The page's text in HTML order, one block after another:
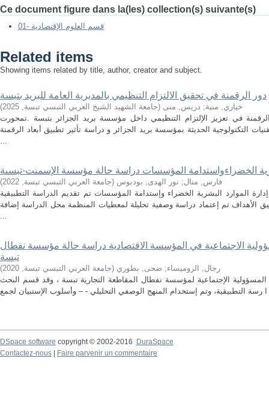
Ce document figure dans la(les) collection(s) suivante(s)
01- قسم العلوم الإقتصادية
Related items
Showing items related by title, author, creator and subject.
دور الرقمنة في تحقيق الالتزام التنظيمي بالمديرية العامة للبريد بتبسة
خياري, منية; دريس, منى (جامعة الشهيد الشيخ العربي التبسي تبسة,
2025
)
في تعزيز الإلتزام التنظيمي داخل مؤسسة بريد الجزائر بتبسة .تمحورت
التكنولوجية الحديثة بمؤسسة بريد الجزائر و دراسة تأثير تطبيق أبعاد الرقمنة
...
الخضراءواستدامة المؤسسات دراسة حالة مؤسسة الإسمنت-تبسىة
فارس, منال; نور الهدى, بودبوس (جامعة العربي التبسي تبسة,
2022
)
الموارد البشرية الخضراء وإستدامة المؤسسات تم تقديم الدراسة التطبيقية
تم إعتماد دراسة وصفية تحليلة لمعطيات المنظمة محل الدراسة إضافة
...
الاجتماعية في المؤسسة الاقتصادية دراسة حالة مؤسسة نفطال
تبسة
رجال, الروميساء; ضحى, بطوري (جامعة العربي التبسي تبسة,
2020
)
المسؤولية الإجتماعية لمؤسسة نفطال المقاطعة التجارية تبسة ، وقد قسم البحث
DSpace software copyright © 2002-2016
DuraSpace
Contactez-nous
Faire parvenir un commentaire